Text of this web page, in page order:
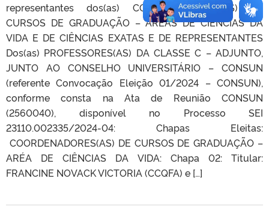
representantes dos(as) COORDENADORES(AS) DE
CURSOS DE GRADUAÇÃO – ARÉAS DE CIÊNCIAS DA
VIDA E DE CIÊNCIAS EXATAS E DE REPRESENTANTES
Dos(as) PROFESSORES(AS) DA CLASSE C – ADJUNTO,
JUNTO AO CONSELHO UNIVERSITÁRIO – CONSUN
(referente Convocação Eleição 01/2024 – CONSUN),
conforme consta na Ata de Reunião CONSUN
(2560040), disponível no Processo SEI
23110.002335/2024-04: Chapas Eleitas:
COORDENADORES(AS) DE CURSOS DE GRADUAÇÃO –
ARÉA DE CIÊNCIAS DA VIDA: Chapa 02: Titular:
FRANCINE NOVACK VICTORIA (CCQFA) e […]